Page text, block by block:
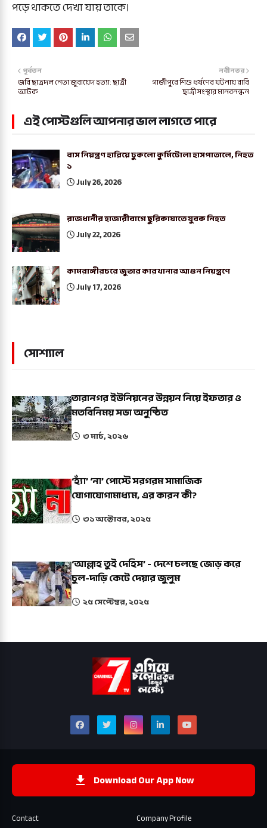
পড়ে থাকতে দেখা যায় তাকে।
নবীনতর
গাজীপুরে শিশু ধর্ষণের ঘটনায় রাবি
ছাত্রী সংস্থার মানবনন্ধন
পূর্বতন
জবি ছাত্রদল নেতা জুবায়েদ হত্যা: ছাত্রী
আটক
এই পোস্টগুলি আপনার ভাল লাগতে পারে
বাস নিয়ন্ত্রণ হারিয়ে ঢুকলো কুর্মিটোলা হাসপাতালে, নিহত
১
July 26, 2026
রাজধানীর হাজারীবাগে ছুরিকাঘাতে যুবক নিহত
July 22, 2026
কামরাঙ্গীরচরে জুতার কারখানার আগুন নিয়ন্ত্রণে
July 17, 2026
সোশ্যাল
তারানগর ইউনিয়নের উন্নয়ন নিয়ে ইফতার ও
মতবিনিময় সভা অনুষ্ঠিত
৩ মার্চ, ২০২৬
‘হ্যাঁ’ ‘না’ পোস্টে সরগরম সামাজিক
যোগাযোগামাধ্যম, এর কারন কী?
৩১ অক্টোবর, ২০২৫
‘আল্লাহ তুই দেহিস’ - দেশে চলছে জোড় করে
চুল-দাড়ি কেটে দেয়ার জুলুম
২৫ সেপ্টেম্বর, ২০২৫
Download Our App Now
Contact Company Profile